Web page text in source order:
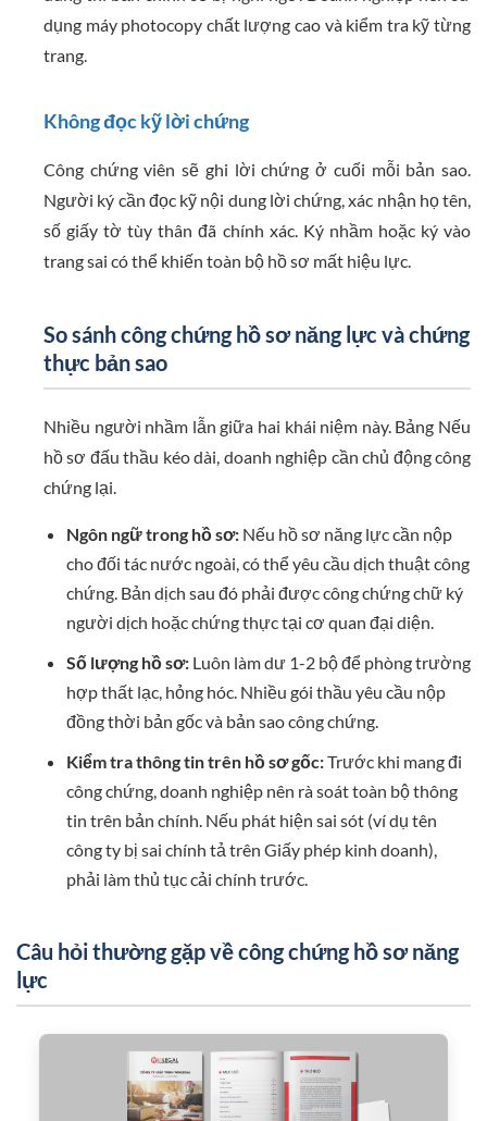
dụng máy photocopy chất lượng cao và kiểm tra kỹ từng
trang.
Không đọc kỹ lời chứng
Công chứng viên sẽ ghi lời chứng ở cuối mỗi bản sao.
Người ký cần đọc kỹ nội dung lời chứng, xác nhận họ tên,
số giấy tờ tùy thân đã chính xác. Ký nhầm hoặc ký vào
trang sai có thể khiến toàn bộ hồ sơ mất hiệu lực.
So sánh công chứng hồ sơ năng lực và chứng
thực bản sao
Nhiều người nhầm lẫn giữa hai khái niệm này. Bảng Nếu
hồ sơ đấu thầu kéo dài, doanh nghiệp cần chủ động công
chứng lại.
Ngôn ngữ trong hồ sơ:Nếu hồ sơ năng lực cần nộp
cho đối tác nước ngoài, có thể yêu cầu dịch thuật công
chứng. Bản dịch sau đó phải được công chứng chữ ký
người dịch hoặc chứng thực tại cơ quan đại diện.
Số lượng hồ sơ:Luôn làm dư 1-2 bộ để phòng trường
hợp thất lạc, hỏng hóc. Nhiều gói thầu yêu cầu nộp
đồng thời bản gốc và bản sao công chứng.
Kiểm tra thông tin trên hồ sơ gốc:Trước khi mang đi
công chứng, doanh nghiệp nên rà soát toàn bộ thông
tin trên bản chính. Nếu phát hiện sai sót (ví dụ tên
công ty bị sai chính tả trên Giấy phép kinh doanh),
phải làm thủ tục cải chính trước.
Câu hỏi thường gặp về công chứng hồ sơ năng
lực